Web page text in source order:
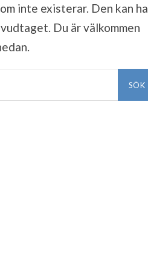
inte existerar. Den kan ha
Du är välkommen